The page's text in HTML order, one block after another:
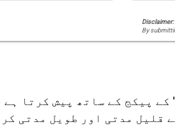
Disclaimer:
By
کے پیکج کے ساتھ پیش کرتا